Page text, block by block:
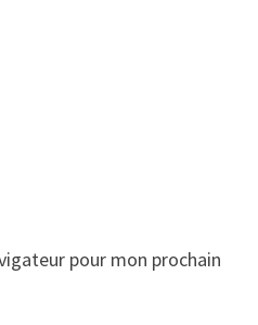
pour mon prochain